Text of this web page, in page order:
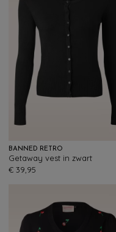
BANNED RETRO
Getaway vest in zwart
€ 39,95